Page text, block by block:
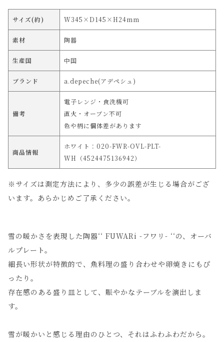
サイズ(約) W345×D145×H24mm
素材 陶器
生産国 中国
ブランド a.depeche(アデペシュ)
備考
電子レンジ・食洗機可
直火・オーブン不可
色や柄に個体差があります
商品情報
ホワイト：020-FWR-OVL-PLT-
WH（4524475136942）
※サイズは測定方法により、多少の誤差が生じる場合がござ
います。あらかじめご了承ください。
雪の暖かさを表現した陶器‘‘ FUWARi -フワリ- ‘‘の、オーバ
ルプレート。
細長い形状が特徴的で、魚料理の盛り合わせや卵焼きにもぴ
ったり。
存在感のある盛り皿として、賑やかなテーブルを演出しま
す。
雪が暖かいと感じる理由のひとつ、それはふわふわだから。